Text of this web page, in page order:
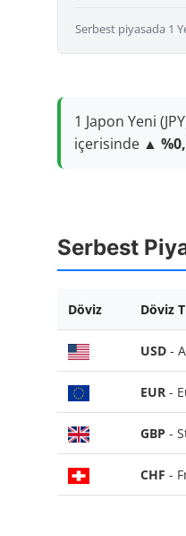
Serbest piyasada 1
1 Japon Yeni
içerisinde ▲
Serbest
Döviz Döviz
USD -
EUR -
GBP -
CHF -